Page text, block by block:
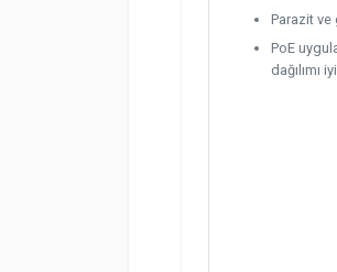
Parazit ve
PoE
dağılımı